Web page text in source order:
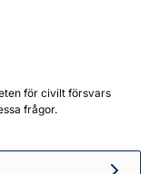
för civilt försvars
frågor.